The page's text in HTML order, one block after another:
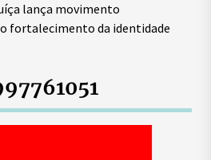
lança movimento
fortalecimento da identidade